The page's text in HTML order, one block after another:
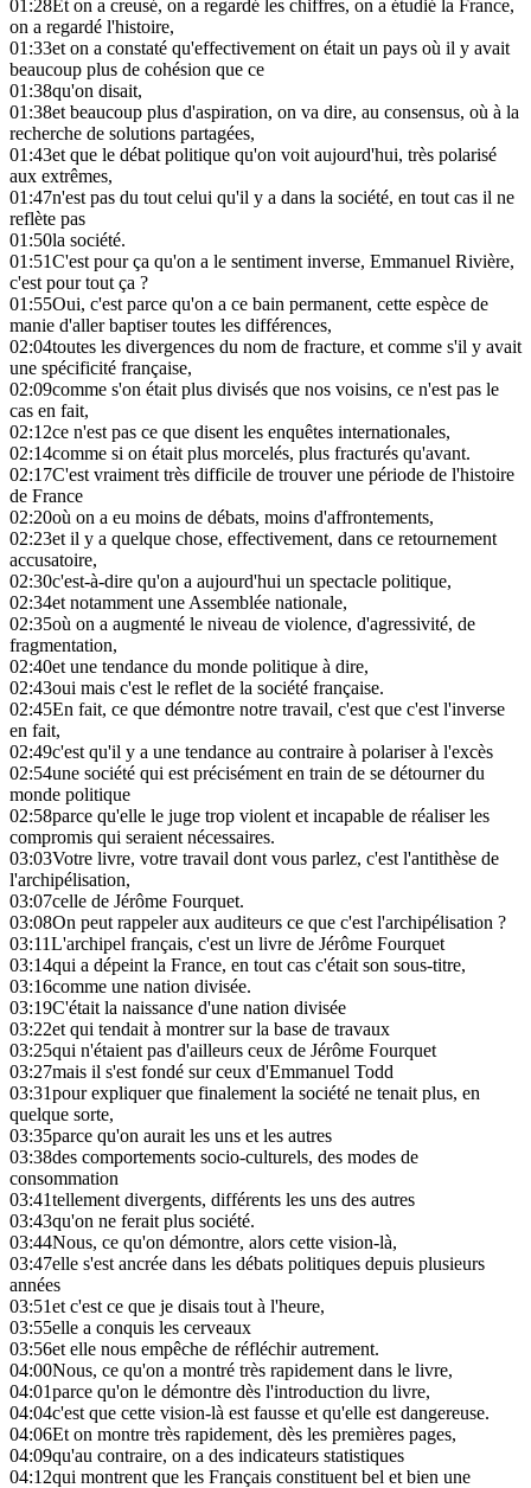
01:28Et on a creusé, on a regardé les chiffres, on a étudié la France,
on a regardé l'histoire,
01:33et on a constaté qu'effectivement on était un pays où il y avait
beaucoup plus de cohésion que ce
01:38qu'on disait,
01:38et beaucoup plus d'aspiration, on va dire, au consensus, où à la
recherche de solutions partagées,
01:43et que le débat politique qu'on voit aujourd'hui, très polarisé
aux extrêmes,
01:47n'est pas du tout celui qu'il y a dans la société, en tout cas il ne
reflète pas
01:50la société.
01:51C'est pour ça qu'on a le sentiment inverse, Emmanuel Rivière,
c'est pour tout ça ?
01:55Oui, c'est parce qu'on a ce bain permanent, cette espèce de
manie d'aller baptiser toutes les différences,
02:04toutes les divergences du nom de fracture, et comme s'il y avait
une spécificité française,
02:09comme s'on était plus divisés que nos voisins, ce n'est pas le
cas en fait,
02:12ce n'est pas ce que disent les enquêtes internationales,
02:14comme si on était plus morcelés, plus fracturés qu'avant.
02:17C'est vraiment très difficile de trouver une période de l'histoire
de France
02:20où on a eu moins de débats, moins d'affrontements,
02:23et il y a quelque chose, effectivement, dans ce retournement
accusatoire,
02:30c'est-à-dire qu'on a aujourd'hui un spectacle politique,
02:34et notamment une Assemblée nationale,
02:35où on a augmenté le niveau de violence, d'agressivité, de
fragmentation,
02:40et une tendance du monde politique à dire,
02:43oui mais c'est le reflet de la société française.
02:45En fait, ce que démontre notre travail, c'est que c'est l'inverse
en fait,
02:49c'est qu'il y a une tendance au contraire à polariser à l'excès
02:54une société qui est précisément en train de se détourner du
monde politique
02:58parce qu'elle le juge trop violent et incapable de réaliser les
compromis qui seraient nécessaires.
03:03Votre livre, votre travail dont vous parlez, c'est l'antithèse de
l'archipélisation,
03:07celle de Jérôme Fourquet.
03:08On peut rappeler aux auditeurs ce que c'est l'archipélisation ?
03:11L'archipel français, c'est un livre de Jérôme Fourquet
03:14qui a dépeint la France, en tout cas c'était son sous-titre,
03:16comme une nation divisée.
03:19C'était la naissance d'une nation divisée
03:22et qui tendait à montrer sur la base de travaux
03:25qui n'étaient pas d'ailleurs ceux de Jérôme Fourquet
03:27mais il s'est fondé sur ceux d'Emmanuel Todd
03:31pour expliquer que finalement la société ne tenait plus, en
quelque sorte,
03:35parce qu'on aurait les uns et les autres
03:38des comportements socio-culturels, des modes de
consommation
03:41tellement divergents, différents les uns des autres
03:43qu'on ne ferait plus société.
03:44Nous, ce qu'on démontre, alors cette vision-là,
03:47elle s'est ancrée dans les débats politiques depuis plusieurs
années
03:51et c'est ce que je disais tout à l'heure,
03:55elle a conquis les cerveaux
03:56et elle nous empêche de réfléchir autrement.
04:00Nous, ce qu'on a montré très rapidement dans le livre,
04:01parce qu'on le démontre dès l'introduction du livre,
04:04c'est que cette vision-là est fausse et qu'elle est dangereuse.
04:06Et on montre très rapidement, dès les premières pages,
04:09qu'au contraire, on a des indicateurs statistiques
04:12qui montrent que les Français constituent bel et bien une